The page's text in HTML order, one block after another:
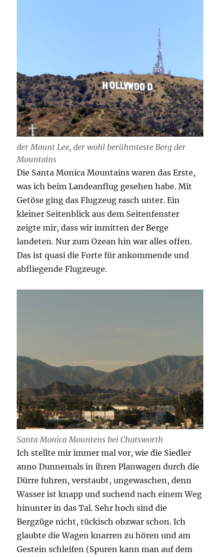
der Mount Lee, der wohl berühmteste Berg der
Mountains
Die Santa Monica Mountains waren das Erste,
was ich beim Landeanflug gesehen habe. Mit
Getöse ging das Flugzeug rasch unter. Ein
kleiner Seitenblick aus dem Seitenfenster
zeigte mir, dass wir inmitten der Berge
landeten. Nur zum Ozean hin war alles offen.
Das ist quasi die Forte für ankommende und
abfliegende Flugzeuge.
Santa Monica Mountens bei Chatsworth
Ich stellte mir immer mal vor, wie die Siedler
anno Dunnemals in ihren Planwagen durch die
Dürre fuhren, verstaubt, ungewaschen, denn
Wasser ist knapp und suchend nach einem Weg
hinunter in das Tal. Sehr hoch sind die
Bergzüge nicht, tückisch obzwar schon. Ich
glaubte die Wagen knarren zu hören und am
Gestein schleifen (Spuren kann man auf dem